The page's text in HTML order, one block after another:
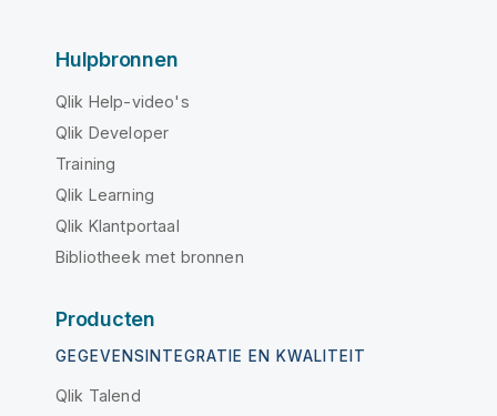
Hulpbronnen
Qlik Help-video's
Qlik Developer
Training
Qlik Learning
Qlik Klantportaal
Bibliotheek met bronnen
Producten
GEGEVENSINTEGRATIE EN KWALITEIT
Qlik Talend